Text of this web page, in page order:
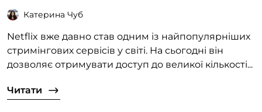
Катерина Чуб
Netflix вже давно став одним із найпопулярніших
стримінгових сервісів у світі. На сьогодні він
дозволяє отримувати доступ до великої кількості...
Читати